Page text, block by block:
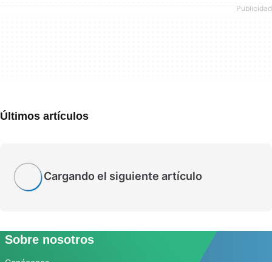
Últimos artículos
Cargando el siguiente artículo
Sobre nosotros